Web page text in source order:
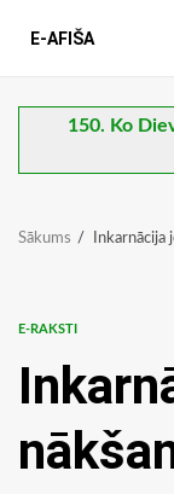
E-AFIŠA
150. Ko
Sākums Inkarnācija
E-RAKSTI